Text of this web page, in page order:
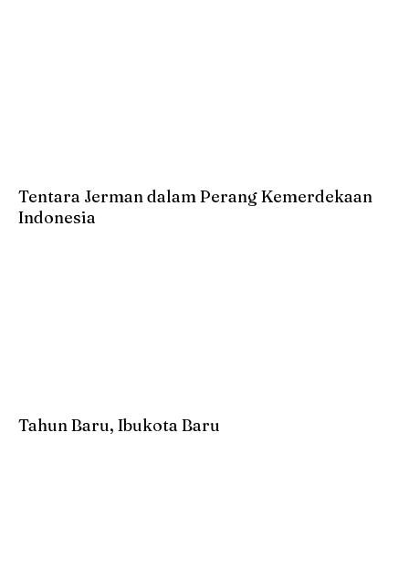
Tentara Jerman dalam Perang Kemerdekaan
Indonesia
Tahun Baru, Ibukota Baru